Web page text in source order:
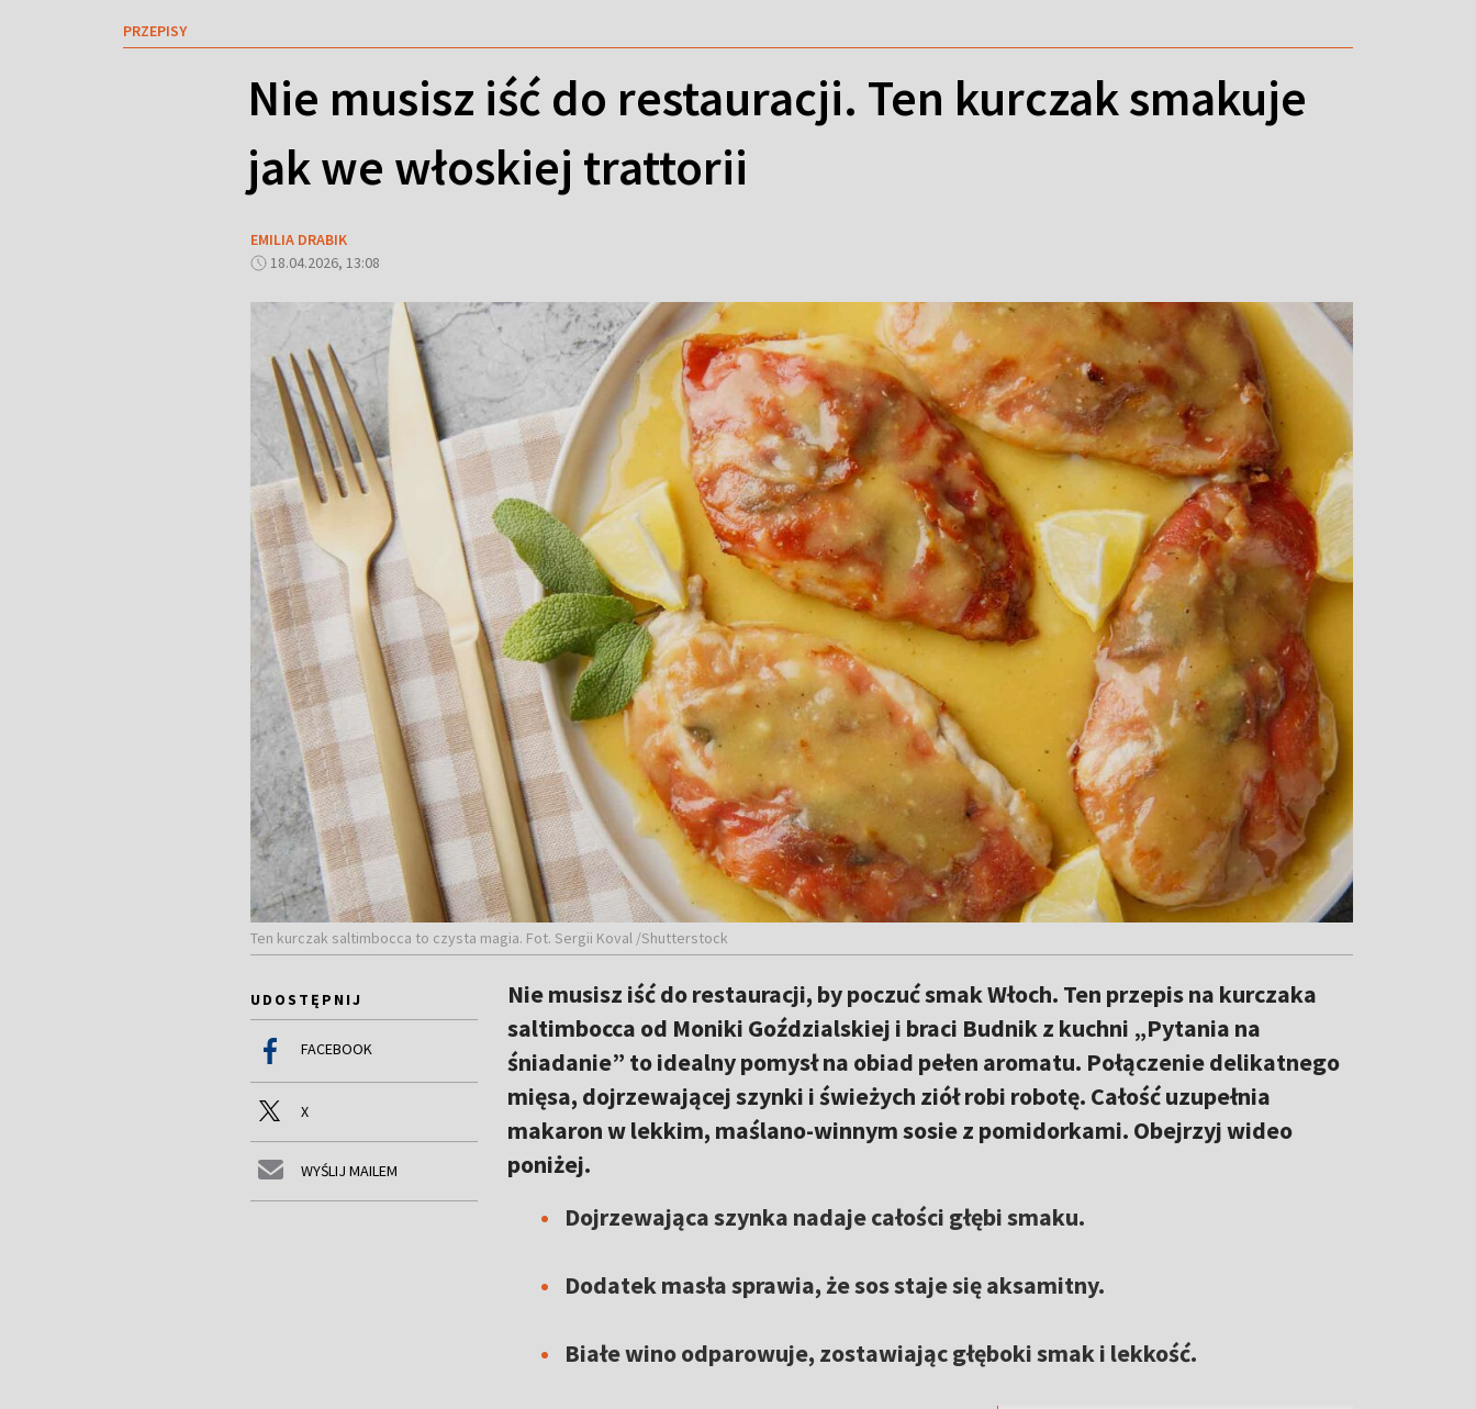
PRZEPISY
Nie musisz iść do restauracji. Ten kurczak smakuje
jak we włoskiej trattorii
EMILIA DRABIK
18.04.2026, 13:08
Ten kurczak saltimbocca to czysta magia. Fot. Sergii Koval /Shutterstock
UDOSTĘPNIJ
FACEBOOK
X
WYŚLIJ MAILEM
Nie musisz iść do restauracji, by poczuć smak Włoch. Ten przepis na kurczaka
saltimbocca od Moniki Goździalskiej i braci Budnik z kuchni „Pytania na
śniadanie” to idealny pomysł na obiad pełen aromatu. Połączenie delikatnego
mięsa, dojrzewającej szynki i świeżych ziół robi robotę. Całość uzupełnia
makaron w lekkim, maślano-winnym sosie z pomidorkami. Obejrzyj wideo
poniżej.
Dojrzewająca szynka nadaje całości głębi smaku.
Dodatek masła sprawia, że sos staje się aksamitny.
Białe wino odparowuje, zostawiając głęboki smak i lekkość.